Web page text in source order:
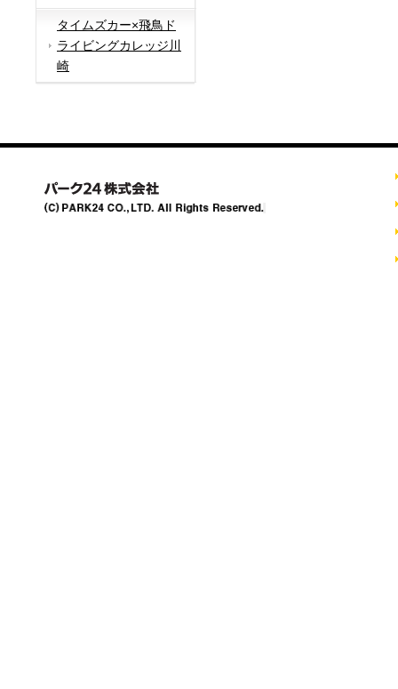
タイムズカー×飛鳥ド
ライビングカレッジ川
崎